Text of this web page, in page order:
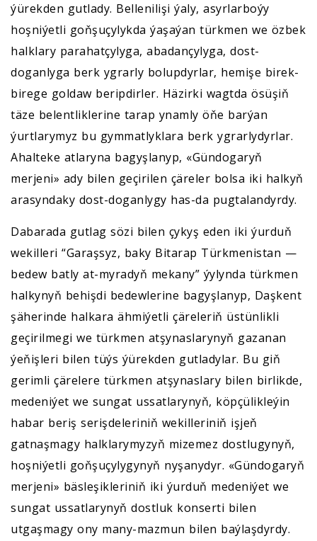
ýürekden gutlady. Bellenilişi ýaly, asyrlarboýy
hoşniýetli goňşuçylykda ýaşaýan türkmen we özbek
halklary parahatçylyga, abadançylyga, dost-
doganlyga berk ygrarly bolupdyrlar, hemişe birek-
birege goldaw beripdirler. Häzirki wagtda ösüşiň
täze belentliklerine tarap ynamly öňe barýan
ýurtlarymyz bu gymmatlyklara berk ygrarlydyrlar.
Ahalteke atlaryna bagyşlanyp, «Gündogaryň
merjeni» ady bilen geçirilen çäreler bolsa iki halkyň
arasyndaky dost-doganlygy has-da pugtalandyrdy.
Dabarada gutlag sözi bilen çykyş eden iki ýurduň
wekilleri “Garaşsyz, baky Bitarap Türkmenistan —
bedew batly at-myradyň mekany” ýylynda türkmen
halkynyň behişdi bedewlerine bagyşlanyp, Daşkent
şäherinde halkara ähmiýetli çäreleriň üstünlikli
geçirilmegi we türkmen atşynaslarynyň gazanan
ýeňişleri bilen tüýs ýürekden gutladylar. Bu giň
gerimli çärelere türkmen atşynaslary bilen birlikde,
medeniýet we sungat ussatlarynyň, köpçülikleýin
habar beriş serişdeleriniň wekilleriniň işjeň
gatnaşmagy halklarymyzyň mizemez dostlugynyň,
hoşniýetli goňşuçylygynyň nyşanydyr. «Gündogaryň
merjeni» bäsleşikleriniň iki ýurduň medeniýet we
sungat ussatlarynyň dostluk konserti bilen
utgaşmagy ony many-mazmun bilen baýlaşdyrdy.